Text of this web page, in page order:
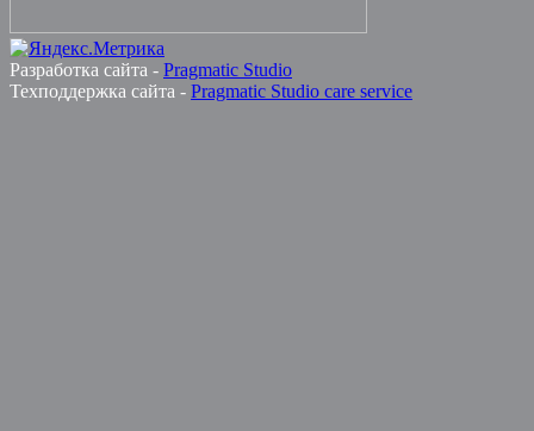
Разработка сайта - Pragmatic Studio
Техподдержка сайта - Pragmatic Studio care service